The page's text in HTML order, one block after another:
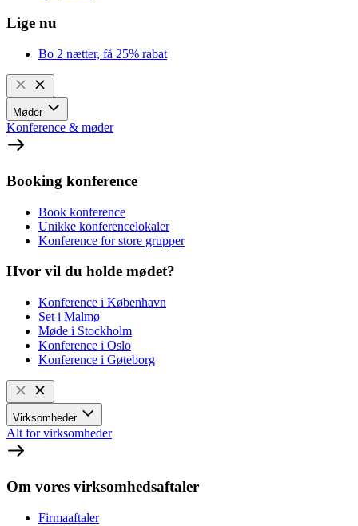
Lige nu
Bo 2 nætter, få 25% rabat
Møder
Konference & møder
Booking konference
Book konference
Unikke konferencelokaler
Konference for store grupper
Hvor vil du holde mødet?
Konference i København
Set i Malmø
Møde i Stockholm
Konference i Oslo
Konference i Gøteborg
Virksomheder
Alt for virksomheder
Om vores virksomhedsaftaler
Firmaaftaler